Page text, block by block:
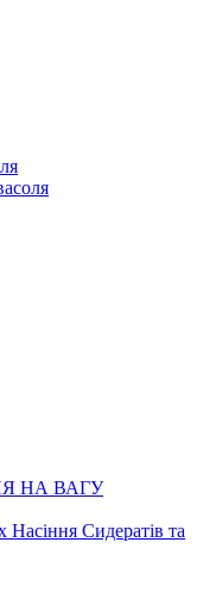
НА ВАГУ
Насіння Сидератів та